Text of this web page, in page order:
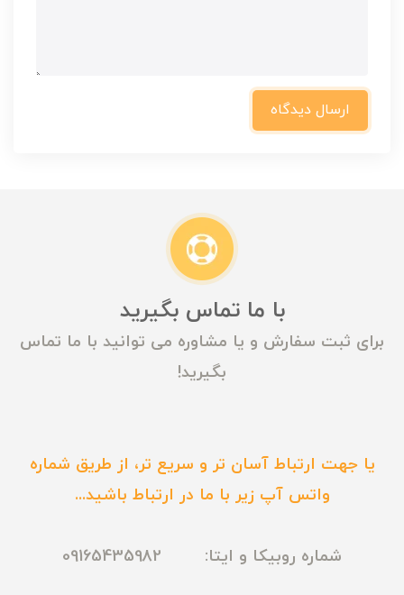
ارسال دیدگاه
با ما تماس بگیرید
برای ثبت سفارش و یا مشاوره می توانید با ما تماس
بگیرید!
یا جهت ارتباط آسان تر و سریع تر، از طریق شماره
واتس آپ زیر با ما در ارتباط باشید...
شماره روبیکا و ایتا: 09165435982